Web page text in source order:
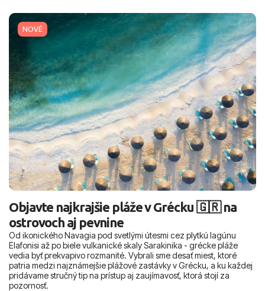
NOVÉ
Objavte najkrajšie pláže v Grécku 🇬🇷 na
ostrovoch aj pevnine
Od ikonického Navagia pod svetlými útesmi cez plytkú lagúnu
Elafonisi až po biele vulkanické skaly Sarakinika - grécke pláže
vedia byť prekvapivo rozmanité. Vybrali sme desať miest, ktoré
patria medzi najznámejšie plážové zastávky v Grécku, a ku každej
pridávame stručný tip na prístup aj zaujímavosť, ktorá stojí za
pozornosť.